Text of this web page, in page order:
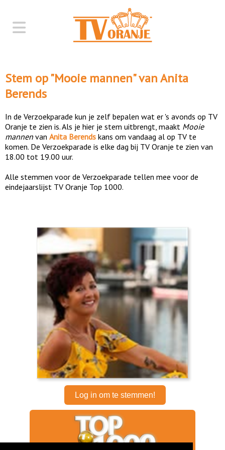
Stem op "Mooie mannen" vanAnita
Berends
In de Verzoekparade kun je zelf bepalen wat er 's avonds op TV
Oranje te zien is. Als je hier je stem uitbrengt, maakt Mooie
mannen van Anita Berends kans om vandaag al op TV te
komen. De Verzoekparade is elke dag bij TV Oranje te zien van
18.00 tot 19.00 uur.
Alle stemmen voor de Verzoekparade tellen mee voor de
eindejaarslijst TV Oranje Top 1000.
Log in om te stemmen!